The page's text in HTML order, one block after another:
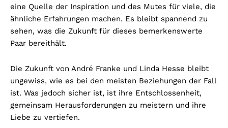
eine Quelle der Inspiration und des Mutes für viele, die
ähnliche Erfahrungen machen. Es bleibt spannend zu
sehen, was die Zukunft für dieses bemerkenswerte
Paar bereithält.
Die Zukunft von André Franke und Linda Hesse bleibt
ungewiss, wie es bei den meisten Beziehungen der Fall
ist. Was jedoch sicher ist, ist ihre Entschlossenheit,
gemeinsam Herausforderungen zu meistern und ihre
Liebe zu vertiefen.